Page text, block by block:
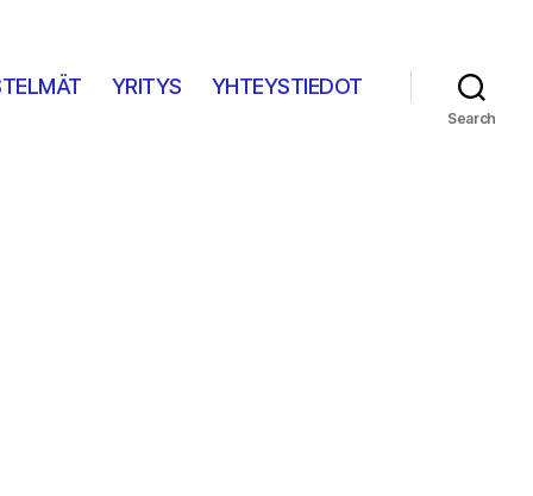
YRITYS YHTEYSTIEDOT
Search